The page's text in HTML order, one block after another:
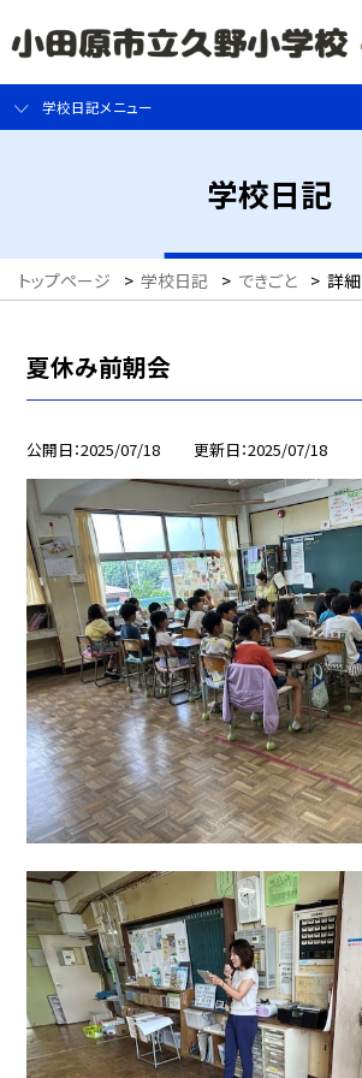
学校日記メニュー
学校日記
トップページ > 学校日記 > できごと > 詳細
夏休み前朝会
公開日 2025/07/18 更新日 2025/07/18